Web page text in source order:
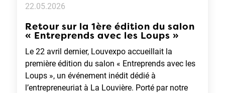
22.05.2026
Retour sur la 1ère édition du salon
« Entreprends avec les Loups »
Le 22 avril dernier, Louvexpo accueillait la
première édition du salon « Entreprends avec les
Loups », un événement inédit dédié à
l’entrepreneuriat à La Louvière. Porté par notre